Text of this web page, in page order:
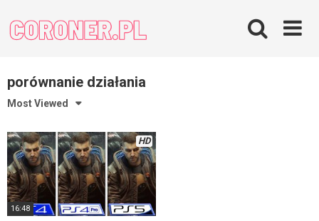
content
porównanie działania
Most Viewed
HD
16:48